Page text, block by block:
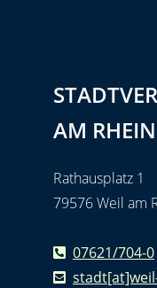
AM RHEIN
Rathausplatz 1
79576 Weil am
07621/704-0